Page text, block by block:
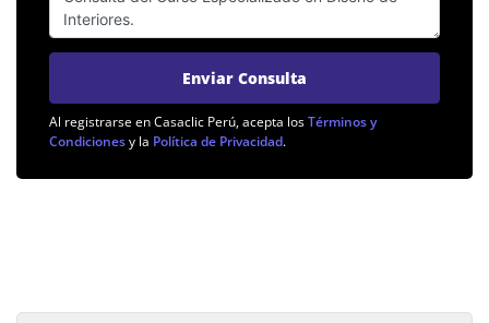
Enviar Consulta
Al registrarse en Casaclic Perú, acepta losTérminos y
Condicionesy la Política de Privacidad.